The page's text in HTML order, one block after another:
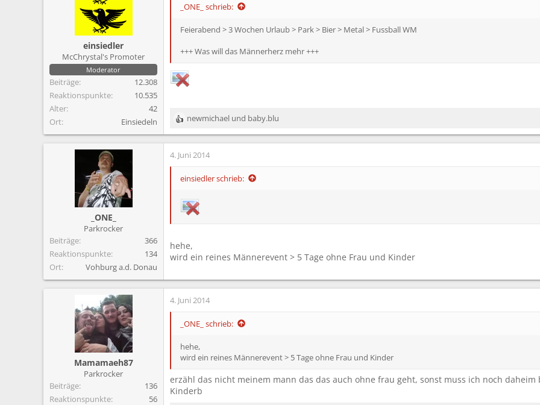
einsiedler
McChrystal's Promoter
Moderator
Beiträge
12.308
Reaktionspunkte
10.535
Alter
42
Ort
Einsiedeln
_ONE_ schrieb:
Feierabend > 3 Wochen Urlaub > Park > Bier > Metal > Fussball WM
+++ Was will das Männerherz mehr +++
R
e
a
k
newmichael und baby.blu
_ONE_
Parkrocker
Beiträge
366
Reaktionspunkte
134
Ort
Vohburg a.d. Donau
4. Juni 2014
einsiedler schrieb:
hehe,
wird ein reines Männerevent > 5 Tage ohne Frau und Kinder
Mamamaeh87
Parkrocker
Beiträge
136
Reaktionspunkte
56
4. Juni 2014
_ONE_ schrieb:
hehe,
wird ein reines Männerevent > 5 Tage ohne Frau und Kinder
erzähl das nicht meinem mann das das auch ohne frau geht, sonst muss ich noch
Kinderb